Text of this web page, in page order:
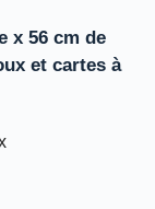
x 56 cm de
et cartes à